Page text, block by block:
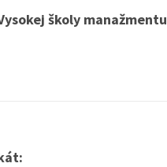
školy manažmentu